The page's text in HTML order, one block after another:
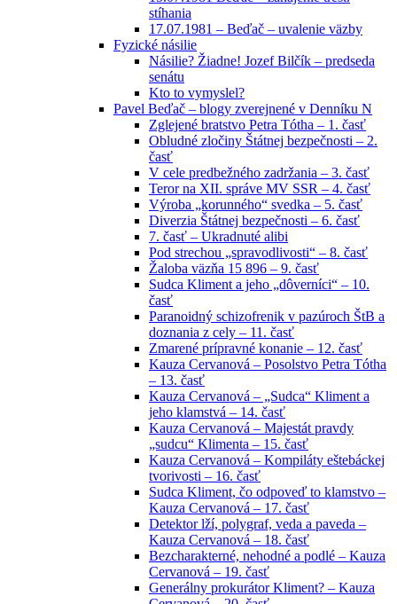
stíhania
17.07.1981 – Beďač – uvalenie väzby
Fyzické násilie
Násilie? Žiadne! Jozef Bilčík – predseda
senátu
Kto to vymyslel?
Pavel Beďač – blogy zverejnené v Denníku N
Zglejené bratstvo Petra Tótha – 1. časť
Obludné zločiny Štátnej bezpečnosti – 2.
časť
V cele predbežného zadržania – 3. časť
Teror na XII. správe MV SSR – 4. časť
Výroba „korunného“ svedka – 5. časť
Diverzia Štátnej bezpečnosti – 6. časť
7. časť – Ukradnuté alibi
Pod strechou „spravodlivosti“ – 8. časť
Žaloba väzňa 15 896 – 9. časť
Sudca Kliment a jeho „dôverníci“ – 10.
časť
Paranoidný schizofrenik v pazúroch ŠtB a
doznania z cely – 11. časť
Zmarené prípravné konanie – 12. časť
Kauza Cervanová – Posolstvo Petra Tótha
– 13. časť
Kauza Cervanová – „Sudca“ Kliment a
jeho klamstvá – 14. časť
Kauza Cervanová – Majestát pravdy
„sudcu“ Klimenta – 15. časť
Kauza Cervanová – Kompiláty eštebáckej
tvorivosti – 16. časť
Sudca Kliment, čo odpoveď to klamstvo –
Kauza Cervanová – 17. časť
Detektor lží, polygraf, veda a paveda –
Kauza Cervanová – 18. časť
Bezcharakterné, nehodné a podlé – Kauza
Cervanová – 19. časť
Generálny prokurátor Kliment? – Kauza